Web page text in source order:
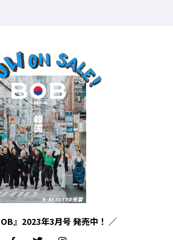
』2023年3月号 発売中！ ／